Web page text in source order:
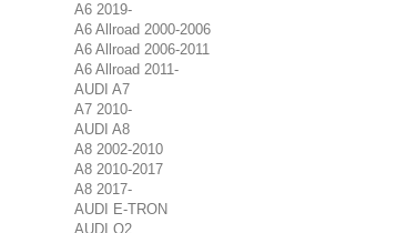
A6 2019-
A6 Allroad 2000-2006
A6 Allroad 2006-2011
A6 Allroad 2011-
AUDI A7
A7 2010-
AUDI A8
A8 2002-2010
A8 2010-2017
A8 2017-
AUDI E-TRON
AUDI Q2